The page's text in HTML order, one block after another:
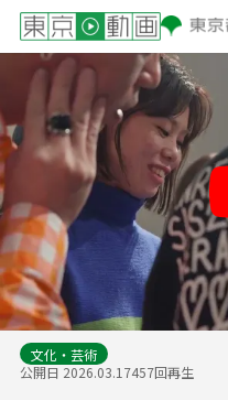
Play
文化・芸術
公開日 2026.03.17457回再生